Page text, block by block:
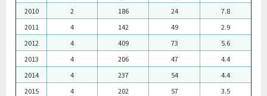
2010
2 186 24
7.8
2011
4 142 49
2.9
2012
4 409 73
5.6
2013
4 206 47
4.4
2014
4 237 54
4.4
2015
4 202 57
3.5